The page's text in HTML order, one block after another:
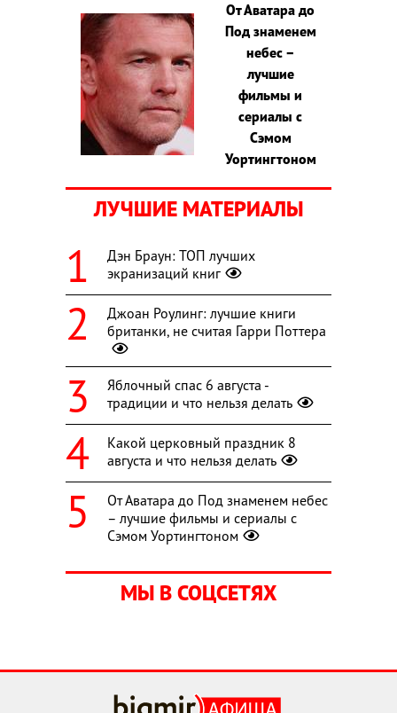
От Аватара до
Под знаменем
небес –
лучшие
фильмы и
сериалы с
Сэмом
Уортингтоном
ЛУЧШИЕ МАТЕРИАЛЫ
Дэн Браун: ТОП лучших
экранизаций книг
Джоан Роулинг: лучшие книги
британки, не считая Гарри Поттера
Яблочный спас 6 августа -
традиции и что нельзя делать
Какой церковный праздник 8
августа и что нельзя делать
От Аватара до Под знаменем небес
– лучшие фильмы и сериалы с
Сэмом Уортингтоном
МЫ В СОЦСЕТЯХ